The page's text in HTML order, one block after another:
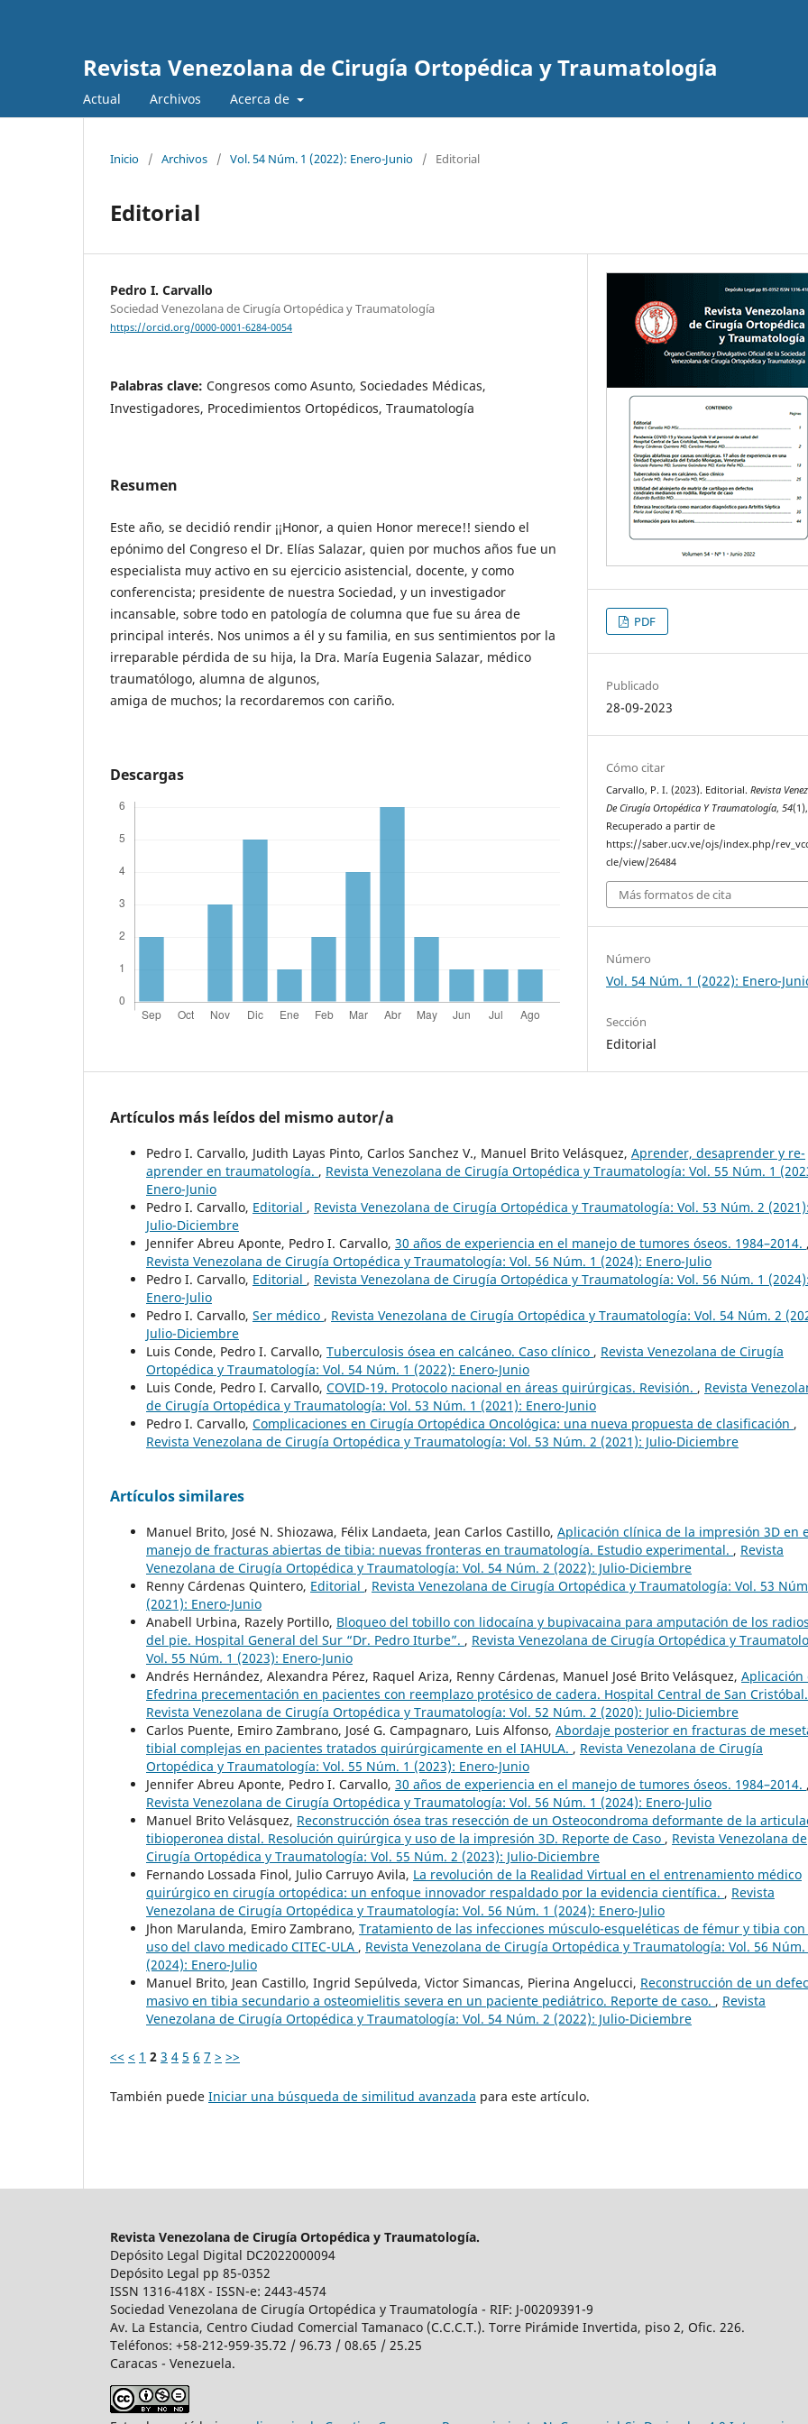
Revista Venezolana de Cirugía Ortopédica y Traumatología
Actual Archivos Acerca de
Inicio / Archivos / Vol. 54 Núm. 1 (2022): Enero-Junio / Editorial
Editorial
Pedro I. Carvallo
Sociedad Venezolana de Cirugía Ortopédica y Traumatología
https://orcid.org/0000-0001-6284-0054
Palabras clave: Congresos como Asunto, Sociedades Médicas,
Investigadores, Procedimientos Ortopédicos, Traumatología
Resumen
Este año, se decidió rendir ¡¡Honor, a quien Honor merece!! siendo el
epónimo del Congreso el Dr. Elías Salazar, quien por muchos años fue un
especialista muy activo en su ejercicio asistencial, docente, y como
conferencista; presidente de nuestra Sociedad, y un investigador
incansable, sobre todo en patología de columna que fue su área de
principal interés. Nos unimos a él y su familia, en sus sentimientos por la
irreparable pérdida de su hija, la Dra. María Eugenia Salazar, médico
traumatólogo, alumna de algunos,
amiga de muchos; la recordaremos con cariño.
Descargas
PDF
Publicado
28-09-2023
Cómo citar
Carvallo, P. I. (2023). Editorial.Revista
De Cirugía Ortopédica Y Traumatología,54
Recuperado a partir de
https://saber.ucv.ve/ojs/index.php/
cle/view/26484
Más formatos de cita
Número
Vol. 54 Núm. 1 (2022): Enero-
Sección
Editorial
Artículos más leídos del mismo autor/a
Pedro I. Carvallo, Judith Layas Pinto, Carlos Sanchez V., Manuel Brito Velásquez, Aprender, desaprender y re-
aprender en traumatología. , Revista Venezolana de Cirugía Ortopédica y Traumatología: Vol. 55 Núm. 1
Enero-Junio
Pedro I. Carvallo, Editorial , Revista Venezolana de Cirugía Ortopédica y Traumatología: Vol. 53 Núm. 2 (2021):
Julio-Diciembre
Jennifer Abreu Aponte, Pedro I. Carvallo, 30 años de experiencia en el manejo de tumores óseos. 1984–2014. ,
Revista Venezolana de Cirugía Ortopédica y Traumatología: Vol. 56 Núm. 1 (2024): Enero-Julio
Pedro I. Carvallo, Editorial , Revista Venezolana de Cirugía Ortopédica y Traumatología: Vol. 56 Núm. 1 (2024):
Enero-Julio
Pedro I. Carvallo, Ser médico , Revista Venezolana de Cirugía Ortopédica y Traumatología: Vol. 54 Núm. 2
Julio-Diciembre
Luis Conde, Pedro I. Carvallo, Tuberculosis ósea en calcáneo. Caso clínico , Revista Venezolana de Cirugía
Ortopédica y Traumatología: Vol. 54 Núm. 1 (2022): Enero-Junio
Luis Conde, Pedro I. Carvallo, COVID-19. Protocolo nacional en áreas quirúrgicas. Revisión. , Revista
de Cirugía Ortopédica y Traumatología: Vol. 53 Núm. 1 (2021): Enero-Junio
Pedro I. Carvallo, Complicaciones en Cirugía Ortopédica Oncológica: una nueva propuesta de clasificación ,
Revista Venezolana de Cirugía Ortopédica y Traumatología: Vol. 53 Núm. 2 (2021): Julio-Diciembre
Artículos similares
Manuel Brito, José N. Shiozawa, Félix Landaeta, Jean Carlos Castillo, Aplicación clínica de la impresión 3D en
manejo de fracturas abiertas de tibia: nuevas fronteras en traumatología. Estudio experimental. , Revista
Venezolana de Cirugía Ortopédica y Traumatología: Vol. 54 Núm. 2 (2022): Julio-Diciembre
Renny Cárdenas Quintero, Editorial , Revista Venezolana de Cirugía Ortopédica y Traumatología: Vol. 53
(2021): Enero-Junio
Anabell Urbina, Razely Portillo, Bloqueo del tobillo con lidocaína y bupivacaina para amputación de los radios
del pie. Hospital General del Sur “Dr. Pedro Iturbe”. , Revista Venezolana de Cirugía Ortopédica y
Vol. 55 Núm. 1 (2023): Enero-Junio
Andrés Hernández, Alexandra Pérez, Raquel Ariza, Renny Cárdenas, Manuel José Brito Velásquez, Aplicación
Efedrina precementación en pacientes con reemplazo protésico de cadera. Hospital Central de San Cristóbal.
Revista Venezolana de Cirugía Ortopédica y Traumatología: Vol. 52 Núm. 2 (2020): Julio-Diciembre
Carlos Puente, Emiro Zambrano, José G. Campagnaro, Luis Alfonso, Abordaje posterior en fracturas de
tibial complejas en pacientes tratados quirúrgicamente en el IAHULA. , Revista Venezolana de Cirugía
Ortopédica y Traumatología: Vol. 55 Núm. 1 (2023): Enero-Junio
Jennifer Abreu Aponte, Pedro I. Carvallo, 30 años de experiencia en el manejo de tumores óseos. 1984–2014. ,
Revista Venezolana de Cirugía Ortopédica y Traumatología: Vol. 56 Núm. 1 (2024): Enero-Julio
Manuel Brito Velásquez, Reconstrucción ósea tras resección de un Osteocondroma deformante de la
tibioperonea distal. Resolución quirúrgica y uso de la impresión 3D. Reporte de Caso , Revista Venezolana de
Cirugía Ortopédica y Traumatología: Vol. 55 Núm. 2 (2023): Julio-Diciembre
Fernando Lossada Finol, Julio Carruyo Avila, La revolución de la Realidad Virtual en el entrenamiento médico
quirúrgico en cirugía ortopédica: un enfoque innovador respaldado por la evidencia científica. , Revista
Venezolana de Cirugía Ortopédica y Traumatología: Vol. 56 Núm. 1 (2024): Enero-Julio
Jhon Marulanda, Emiro Zambrano, Tratamiento de las infecciones músculo-esqueléticas de fémur y tibia con
uso del clavo medicado CITEC-ULA , Revista Venezolana de Cirugía Ortopédica y Traumatología: Vol. 56 Núm.
(2024): Enero-Julio
Manuel Brito, Jean Castillo, Ingrid Sepúlveda, Victor Simancas, Pierina Angelucci, Reconstrucción de un
masivo en tibia secundario a osteomielitis severa en un paciente pediátrico. Reporte de caso. , Revista
Venezolana de Cirugía Ortopédica y Traumatología: Vol. 54 Núm. 2 (2022): Julio-Diciembre
<< < 1 2 3 4 5 6 7 > >>
También puede Iniciar una búsqueda de similitud avanzada para este artículo.
Revista Venezolana de Cirugía Ortopédica y Traumatología.
Depósito Legal Digital DC2022000094
Depósito Legal pp 85-0352
ISSN 1316-418X - ISSN-e: 2443-4574
Sociedad Venezolana de Cirugía Ortopédica y Traumatología - RIF: J-00209391-9
Av. La Estancia, Centro Ciudad Comercial Tamanaco (C.C.C.T.). Torre Pirámide Invertida, piso 2, Ofic. 226.
Teléfonos: +58-212-959-35.72 / 96.73 / 08.65 / 25.25
Caracas - Venezuela.